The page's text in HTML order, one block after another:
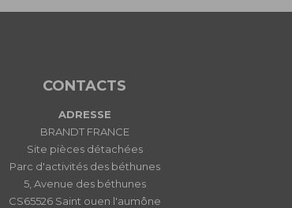
CONTACTS
ADRESSE
BRANDT FRANCE
Site pièces détachées
Parc d'activités des béthunes
5, Avenue des béthunes
CS65526 Saint ouen l'aumône